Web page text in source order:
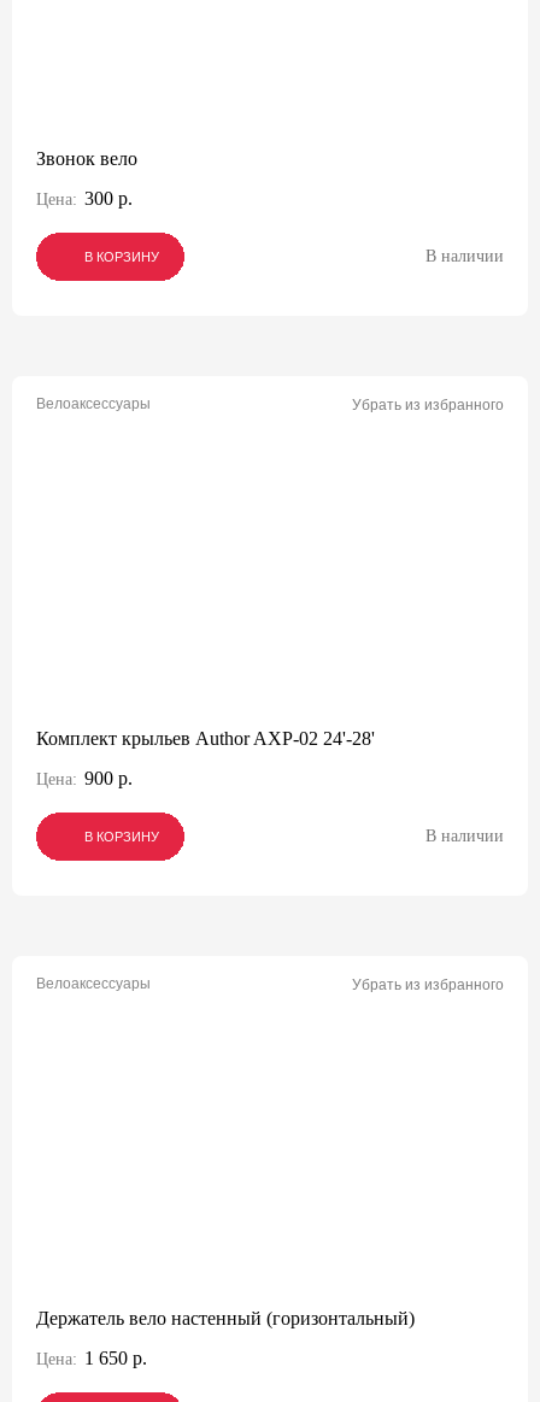
Звонок вело
Цена: 300 р.
В КОРЗИНУ
В КОРЗИНУ
В КОРЗИНУ В наличии
Велоаксессуары Убрать из избранного
Комплект крыльев Author AXP-02 24'-28'
Цена: 900 р.
В КОРЗИНУ
В КОРЗИНУ
В КОРЗИНУ В наличии
Велоаксессуары Убрать из избранного
Держатель вело настенный (горизонтальный)
Цена: 1 650 р.